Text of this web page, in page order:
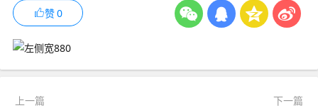
赞0
上一篇 下一篇